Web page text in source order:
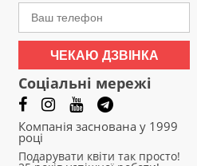
ЧЕКАЮ ДЗВІНКА
Соціальні мережі
Компанія заснована у 1999
році
Подарувати квіти так просто!